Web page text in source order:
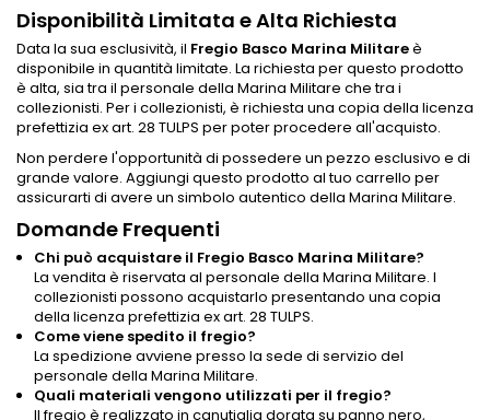
Disponibilità Limitata e Alta Richiesta
Data la sua esclusività, il Fregio Basco Marina Militareè
disponibile in quantità limitate. La richiesta per questo prodotto
è alta, sia tra il personale della Marina Militare che tra i
collezionisti. Per i collezionisti, è richiesta una copia della licenza
prefettizia ex art. 28 TULPS per poter procedere all'acquisto.
Non perdere l'opportunità di possedere un pezzo esclusivo e di
grande valore. Aggiungi questo prodotto al tuo carrello per
assicurarti di avere un simbolo autentico della Marina Militare.
Domande Frequenti
Chi può acquistare il Fregio Basco Marina Militare?
La vendita è riservata al personale della Marina Militare. I
collezionisti possono acquistarlo presentando una copia
della licenza prefettizia ex art. 28 TULPS.
Come viene spedito il fregio?
La spedizione avviene presso la sede di servizio del
personale della Marina Militare.
Quali materiali vengono utilizzati per il fregio?
Il fregio è realizzato in canutiglia dorata su panno nero,